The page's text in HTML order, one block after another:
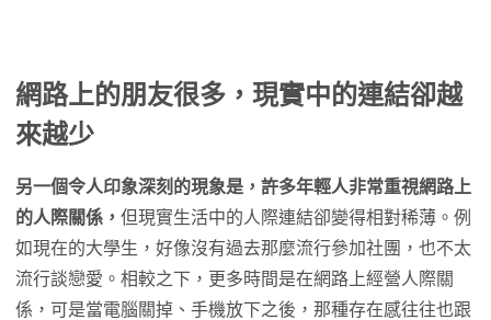
網路上的朋友很多，現實中的連結卻越
來越少
另一個令人印象深刻的現象是，許多年輕人非常重視網路上
的人際關係， 但現實生活中的人際連結卻變得相對稀薄。例
如現在的大學生，好像沒有過去那麼流行參加社團，也不太
流行談戀愛。相較之下，更多時間是在網路上經營人際關
係，可是當電腦關掉、手機放下之後，那種存在感往往也跟